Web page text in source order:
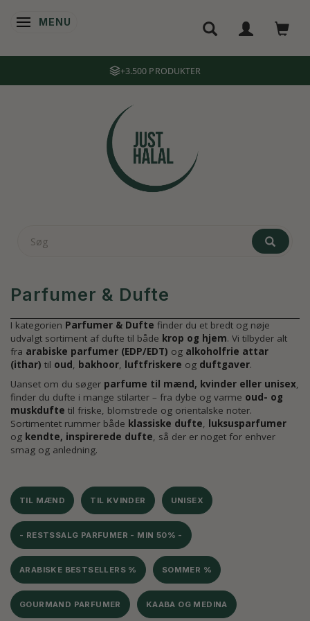
SKIFTE NAVIGATION
MENU
TRUSTPILOT
Parfumer & Dufte
I kategorien Parfumer & Dufte finder du et bredt og nøje
udvalgt sortiment af dufte til både krop og hjem. Vi tilbyder alt
fra arabiske parfumer (EDP/EDT) og alkoholfrie attar
(ithar) til oud, bakhoor, luftfriskere og duftgaver.
Uanset om du søger parfume til mænd, kvinder eller unisex,
finder du dufte i mange stilarter – fra dybe og varme oud- og
muskdufte til friske, blomstrede og orientalske noter.
Sortimentet rummer både klassiske dufte, luksusparfumer
og kendte, inspirerede dufte, så der er noget for enhver
smag og anledning.
TIL MÆND TIL KVINDER UNISEX
- RESTSSALG PARFUMER - MIN 50% -
ARABISKE BESTSELLERS % SOMMER %
GOURMAND PARFUMER KAABA OG MEDINA